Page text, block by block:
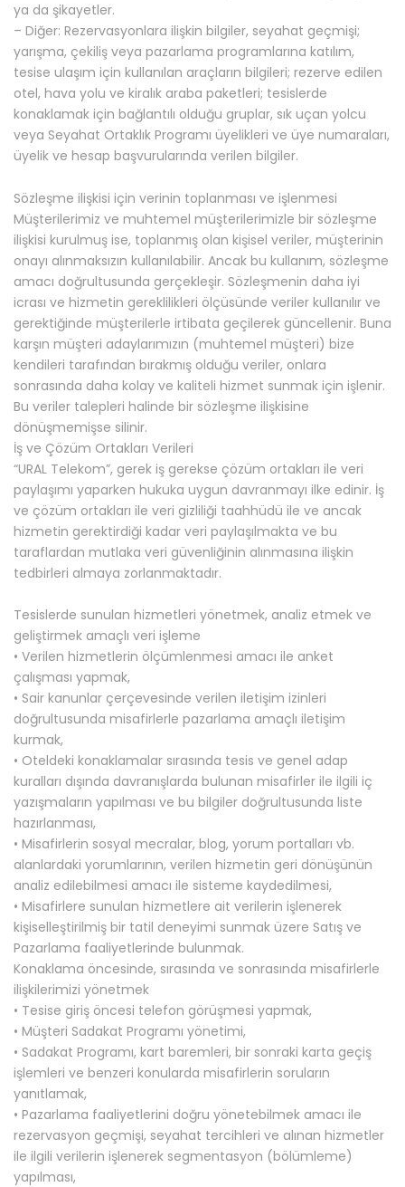
ya da şikayetler.
– Diğer: Rezervasyonlara ilişkin bilgiler, seyahat geçmişi;
yarışma, çekiliş veya pazarlama programlarına katılım,
tesise ulaşım için kullanılan araçların bilgileri; rezerve edilen
otel, hava yolu ve kiralık araba paketleri; tesislerde
konaklamak için bağlantılı olduğu gruplar, sık uçan yolcu
veya Seyahat Ortaklık Programı üyelikleri ve üye numaraları,
üyelik ve hesap başvurularında verilen bilgiler.
Sözleşme ilişkisi için verinin toplanması ve işlenmesi
Müşterilerimiz ve muhtemel müşterilerimizle bir sözleşme
ilişkisi kurulmuş ise, toplanmış olan kişisel veriler, müşterinin
onayı alınmaksızın kullanılabilir. Ancak bu kullanım, sözleşme
amacı doğrultusunda gerçekleşir. Sözleşmenin daha iyi
icrası ve hizmetin gereklilikleri ölçüsünde veriler kullanılır ve
gerektiğinde müşterilerle irtibata geçilerek güncellenir. Buna
karşın müşteri adaylarımızın (muhtemel müşteri) bize
kendileri tarafından bırakmış olduğu veriler, onlara
sonrasında daha kolay ve kaliteli hizmet sunmak için işlenir.
Bu veriler talepleri halinde bir sözleşme ilişkisine
dönüşmemişse silinir.
İş ve Çözüm Ortakları Verileri
“URAL Telekom”, gerek iş gerekse çözüm ortakları ile veri
paylaşımı yaparken hukuka uygun davranmayı ilke edinir. İş
ve çözüm ortakları ile veri gizliliği taahhüdü ile ve ancak
hizmetin gerektirdiği kadar veri paylaşılmakta ve bu
taraflardan mutlaka veri güvenliğinin alınmasına ilişkin
tedbirleri almaya zorlanmaktadır.
Tesislerde sunulan hizmetleri yönetmek, analiz etmek ve
geliştirmek amaçlı veri işleme
• Verilen hizmetlerin ölçümlenmesi amacı ile anket
çalışması yapmak,
• Sair kanunlar çerçevesinde verilen iletişim izinleri
doğrultusunda misafirlerle pazarlama amaçlı iletişim
kurmak,
• Oteldeki konaklamalar sırasında tesis ve genel adap
kuralları dışında davranışlarda bulunan misafirler ile ilgili iç
yazışmaların yapılması ve bu bilgiler doğrultusunda liste
hazırlanması,
• Misafirlerin sosyal mecralar, blog, yorum portalları vb.
alanlardaki yorumlarının, verilen hizmetin geri dönüşünün
analiz edilebilmesi amacı ile sisteme kaydedilmesi,
• Misafirlere sunulan hizmetlere ait verilerin işlenerek
kişiselleştirilmiş bir tatil deneyimi sunmak üzere Satış ve
Pazarlama faaliyetlerinde bulunmak.
Konaklama öncesinde, sırasında ve sonrasında misafirlerle
ilişkilerimizi yönetmek
• Tesise giriş öncesi telefon görüşmesi yapmak,
• Müşteri Sadakat Programı yönetimi,
• Sadakat Programı, kart baremleri, bir sonraki karta geçiş
işlemleri ve benzeri konularda misafirlerin soruların
yanıtlamak,
• Pazarlama faaliyetlerini doğru yönetebilmek amacı ile
rezervasyon geçmişi, seyahat tercihleri ve alınan hizmetler
ile ilgili verilerin işlenerek segmentasyon (bölümleme)
yapılması,